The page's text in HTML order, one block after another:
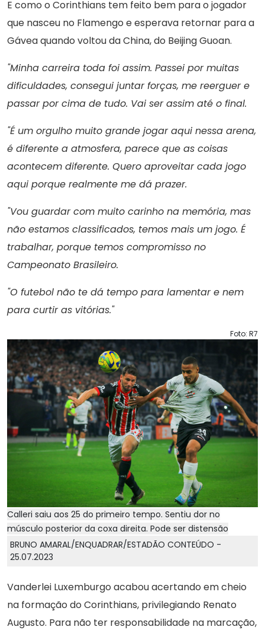
E como o Corinthians tem feito bem para o jogador
que nasceu no Flamengo e esperava retornar para a
Gávea quando voltou da China, do Beijing Guoan.
"Minha carreira toda foi assim. Passei por muitas
dificuldades, consegui juntar forças, me reerguer e
passar por cima de tudo. Vai ser assim até o final.
"É um orgulho muito grande jogar aqui nessa arena,
é diferente a atmosfera, parece que as coisas
acontecem diferente. Quero aproveitar cada jogo
aqui porque realmente me dá prazer.
"Vou guardar com muito carinho na memória, mas
não estamos classificados, temos mais um jogo. É
trabalhar, porque temos compromisso no
Campeonato Brasileiro.
"O futebol não te dá tempo para lamentar e nem
para curtir as vitórias."
Foto: R7
Calleri saiu aos 25 do primeiro tempo. Sentiu dor no
músculo posterior da coxa direita. Pode ser distensão
BRUNO AMARAL/ENQUADRAR/ESTADÃO CONTEÚDO -
25.07.2023
Vanderlei Luxemburgo acabou acertando em cheio
na formação do Corinthians, privilegiando Renato
Augusto. Para não ter responsabilidade na marcação,